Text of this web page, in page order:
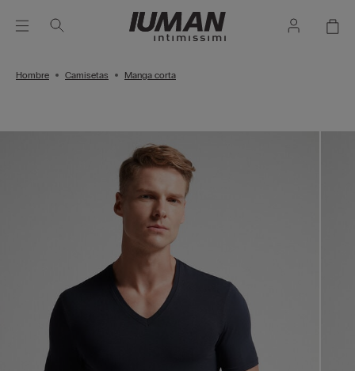
Hombre Camisetas Manga corta